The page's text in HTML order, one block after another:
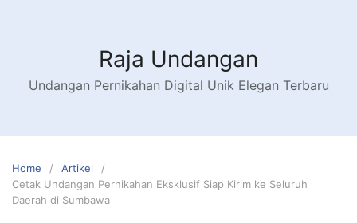
Raja Undangan
Undangan Pernikahan Digital Unik Elegan Terbaru
Home
Artikel
Cetak Undangan Pernikahan Eksklusif Siap Kirim ke Seluruh
Daerah di Sumbawa